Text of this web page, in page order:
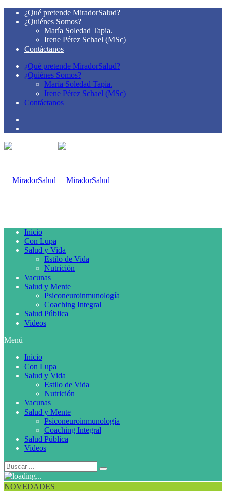
¿Qué pretende MiradorSalud?
¿Quiénes Somos?
María Soledad Tapia.
Irene Pérez Schael (MSc)
Contáctanos
¿Qué pretende MiradorSalud?
¿Quiénes Somos?
María Soledad Tapia.
Irene Pérez Schael (MSc)
Contáctanos
Inicio
Con Lupa
Salud y Vida
Estilo de Vida
Nutrición
Vacunas
Salud y Mente
Psiconeuroinmunología
Coaching Integral
Salud Pública
Videos
Menú
Inicio
Con Lupa
Salud y Vida
Estilo de Vida
Nutrición
Vacunas
Salud y Mente
Psiconeuroinmunología
Coaching Integral
Salud Pública
Videos
NOVEDADES